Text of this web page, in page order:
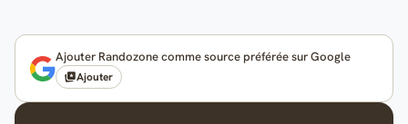
Ajouter Randozone comme source préférée sur Google
Ajouter